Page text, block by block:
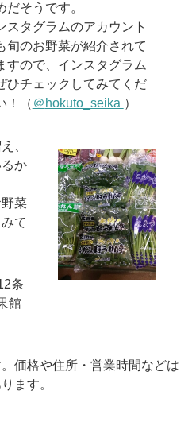
だそうです。
スタグラムのアカウント
旬のお野菜が紹介されて
すので、インスタグラム
ひチェックしてみてくだ
！（ ＠ hokuto_seika ）
、
か
菜
て
条
館
価格や住所・営業時間などは
ます。